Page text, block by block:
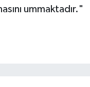
ummaktadır."